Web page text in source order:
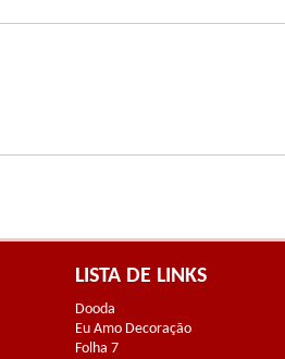
LISTA DE LINKS
Dooda
Eu Amo Decoração
Folha 7